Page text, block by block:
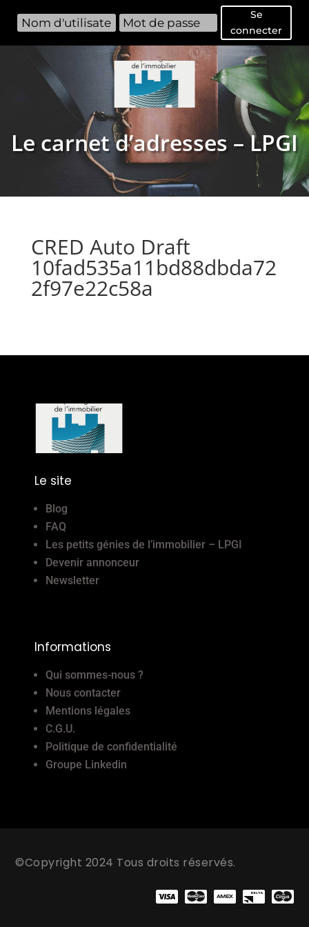
Se
connecter
Le carnet d’adresses – LPGI
CRED Auto Draft
10fad535a11bd88dbda72
2f97e22c58a
Le site
Blog
FAQ
Les petits génies de l’immobilier – LPGI
Devenir annonceur
Newsletter
Informations
Qui sommes-nous ?
Nous contacter
Mentions légales
C.G.U.
Politique de confidentialité
Groupe Linkedin
©Copyright 2024 Tous droits réservés.